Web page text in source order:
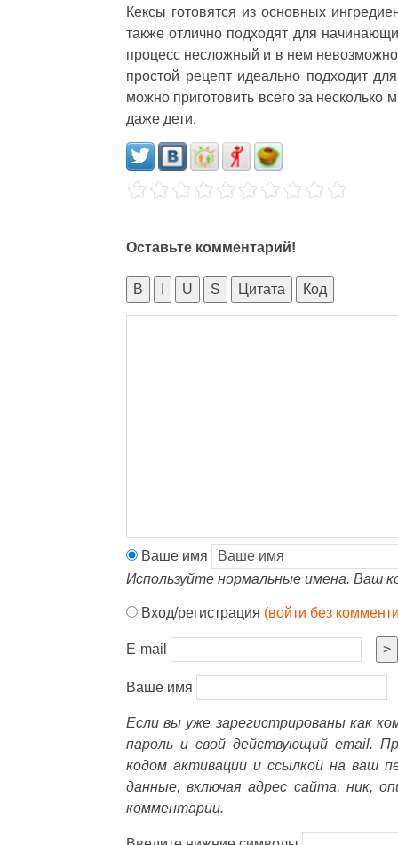
Кексы готовятся из основных
также отлично подходят для
процесс несложный и в нем невозможно
простой рецепт идеально подходит
можно приготовить всего за несколько
даже дети.
Оставьте комментарий!
B U S Цитата Код
Ваше имя
Используйте нормальные имена. Ваш
Вход/регистрация (войти без
E-mail >
Ваше имя
Если вы уже зарегистрированы как
пароль и свой действующий email.
кодом активации и ссылкой на ваш
данные, включая адрес сайта, ник,
комментарии.